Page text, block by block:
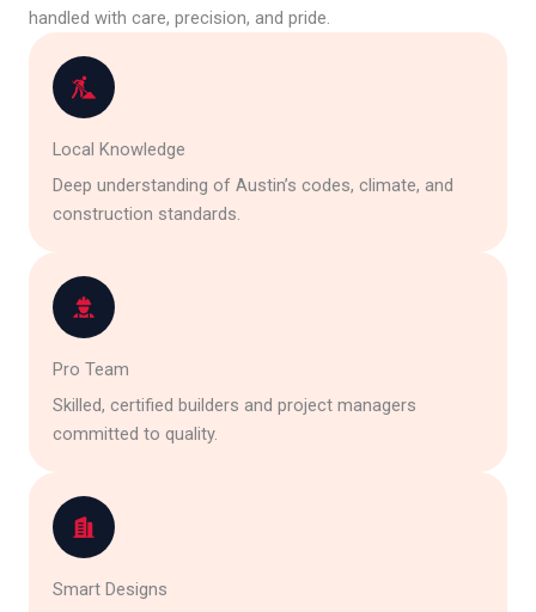
Local Knowledge
Deep understanding of Austin’s codes, climate, and
construction standards.
Pro Team
Skilled, certified builders and project managers
committed to quality.
Smart Designs
handled with care, precision, and pride.